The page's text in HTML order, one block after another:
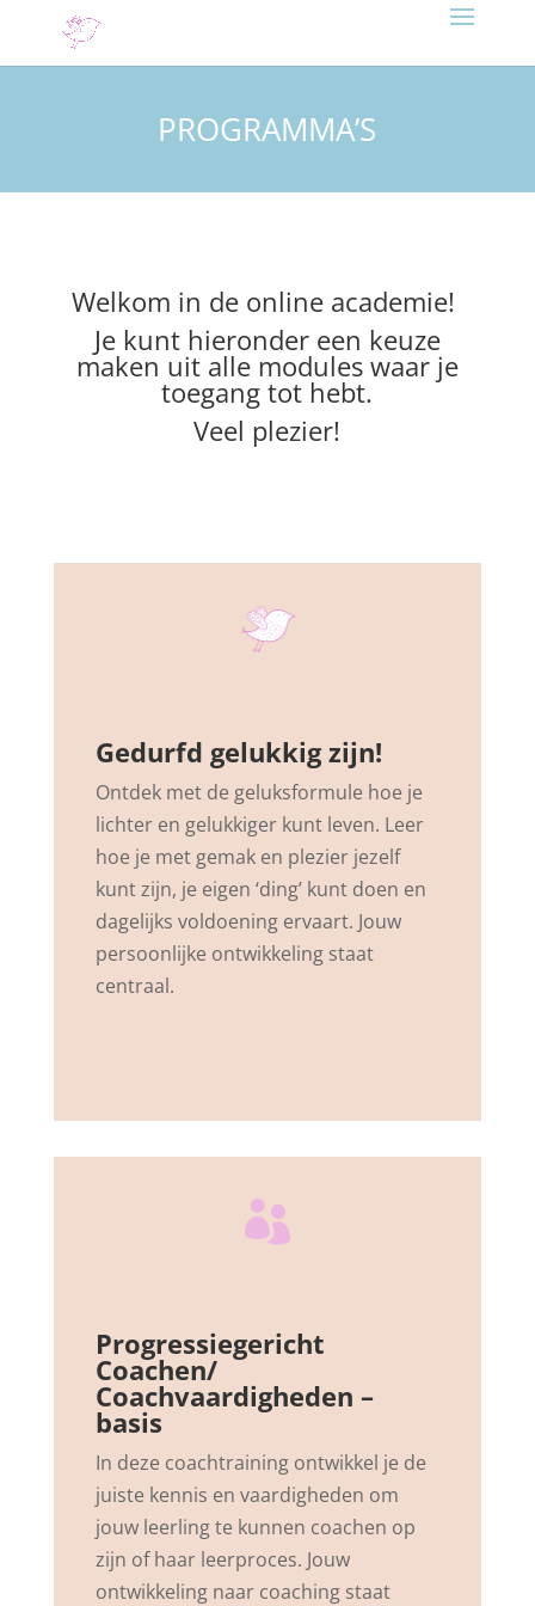
PROGRAMMA’S
Welkom in de online academie!
Je kunt hieronder een keuze
maken uit alle modules waar je
toegang tot hebt.
Veel plezier!
Gedurfd gelukkig zijn!
Ontdek met de geluksformule hoe je
lichter en gelukkiger kunt leven. Leer
hoe je met gemak en plezier jezelf
kunt zijn, je eigen ‘ding’ kunt doen en
dagelijks voldoening ervaart. Jouw
persoonlijke ontwikkeling staat
centraal.

Progressiegericht
Coachen/
Coachvaardigheden –
basis
In deze coachtraining ontwikkel je de
juiste kennis en vaardigheden om
jouw leerling te kunnen coachen op
zijn of haar leerproces. Jouw
ontwikkeling naar coaching staat